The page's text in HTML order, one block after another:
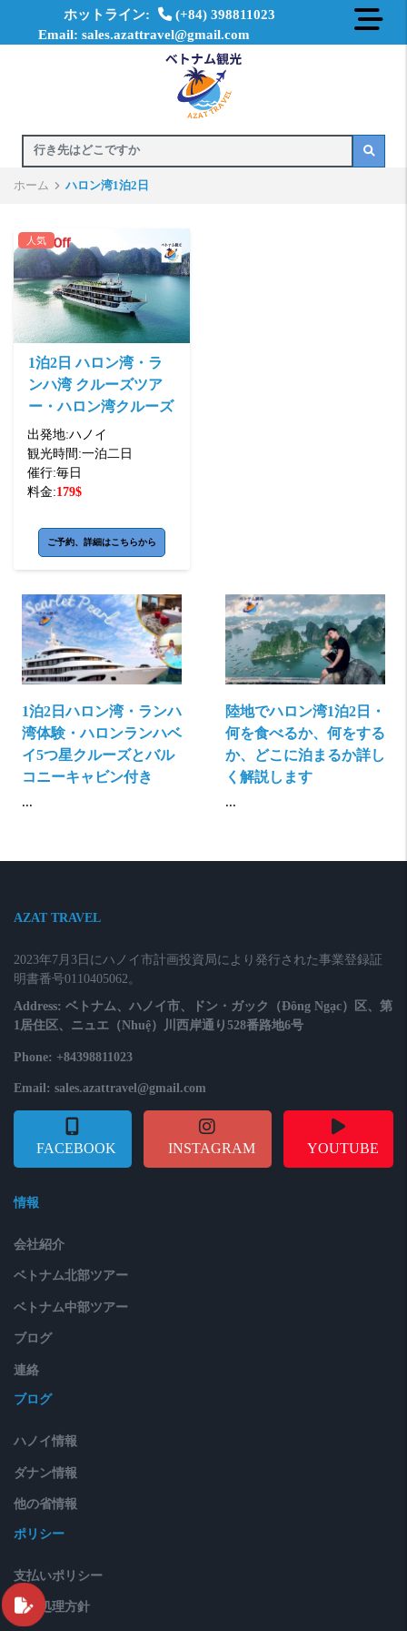
ホットライン:
(+84) 398811023
Email: sales.azattravel@gmail.com
ホーム ハロン湾1泊2日
人気
1泊2日 ハロン湾・ラ
ンハ湾 クルーズツア
ー・ハロン湾クルーズ
出発地:ハノイ
観光時間:一泊二日
催行:毎日
料金:179$
ご予約、詳細はこちらから
1泊2日ハロン湾・ランハ
湾体験・ハロンランハベ
イ5つ星クルーズとバル
コニーキャビン付き
...
陸地でハロン湾1泊2日・
何を食べるか、何をする
か、どこに泊まるか詳し
く解説します
...
AZAT TRAVEL
2023年7月3日にハノイ市計画投資局により発行された事業登録証
明書番号0110405062。
Address: ベトナム、ハノイ市、ドン・ガック（Đông Ngạc）区、第
1居住区、ニュエ（Nhuệ）川西岸通り528番路地6号
Phone: +84398811023
Email: sales.azattravel@gmail.com
FACEBOOK INSTAGRAM YOUTUBE
情報
会社紹介
ベトナム北部ツアー
ベトナム中部ツアー
ブログ
連絡
ブログ
ハノイ情報
ダナン情報
他の省情報
ポリシー
支払いポリシー
苦情処理方針